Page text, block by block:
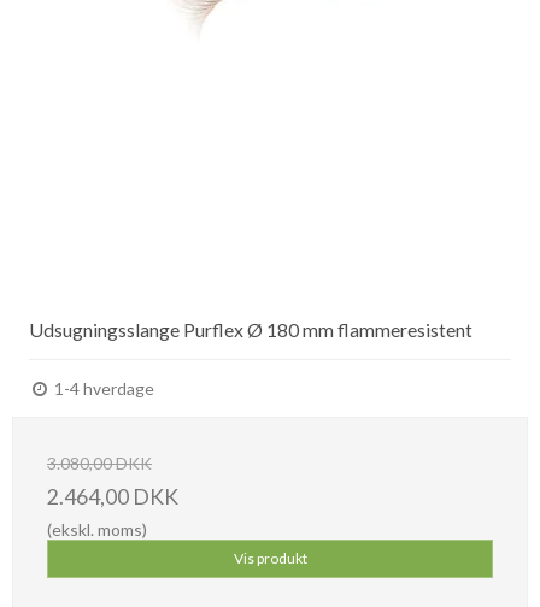
Udsugningsslange Purflex Ø 180 mm flammeresistent
1-4 hverdage
3.080,00 DKK
2.464,00 DKK
(ekskl. moms)
Vis produkt